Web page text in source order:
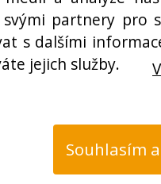
partnery pro
s dalšími
jejich služby.
Souhlasím
do mlýnku 5.0mm
Eta 3075 ( ETA 3075